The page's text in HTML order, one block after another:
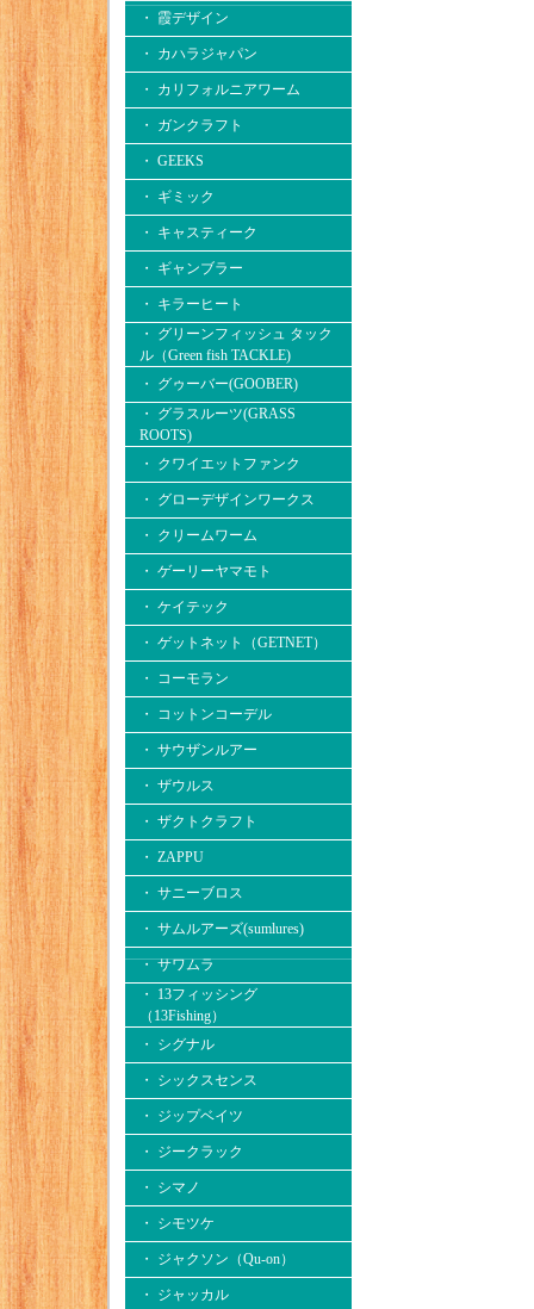
・ 霞デザイン
・ カハラジャパン
・ カリフォルニアワーム
・ ガンクラフト
・ GEEKS
・ ギミック
・ キャスティーク
・ ギャンブラー
・ キラーヒート
・ グリーンフィッシュ タック
ル（Green fish TACKLE)
・ グゥーバー(GOOBER)
・ グラスルーツ(GRASS
ROOTS)
・ クワイエットファンク
・ グローデザインワークス
・ クリームワーム
・ ゲーリーヤマモト
・ ケイテック
・ ゲットネット（GETNET）
・ コーモラン
・ コットンコーデル
・ サウザンルアー
・ ザウルス
・ ザクトクラフト
・ ZAPPU
・ サニーブロス
・ サムルアーズ(sumlures)
・ サワムラ
・ 13フィッシング
（13Fishing）
・ シグナル
・ シックスセンス
・ ジップベイツ
・ ジークラック
・ シマノ
・ シモツケ
・ ジャクソン（Qu-on）
・ ジャッカル